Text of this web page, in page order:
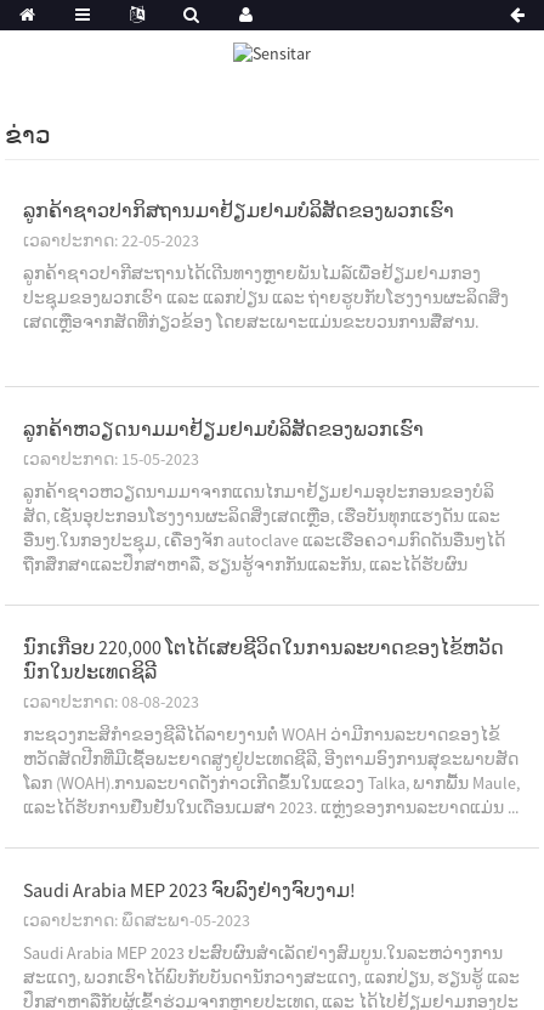
ຂ່າວ
ລູກຄ້າຊາວປາກິສຖານມາຢ້ຽມຢາມບໍລິສັດຂອງພວກເຮົາ
ເວລາປະກາດ: 22-05-2023
ລູກ​ຄ້າ​ຊາວ​ປາ​ກີ​ສະຖານ​ໄດ້​ເດີນທາງ​ຫຼາຍ​ພັນ​ໄມ​ລ໌​ເພື່ອ​ຢ້ຽມຢາມ​ກອງ​
ປະຊຸມ​ຂອງ​ພວກ​ເຮົາ ​ແລະ ​ແລກປ່ຽນ ​ແລະ ຖ່າຍຮູບ​ກັບ​ໂຮງງານ​ຜະລິດ​ສິ່ງ​
ເສດ​ເຫຼືອ​ຈາກ​ສັດ​ທີ່​ກ່ຽວຂ້ອງ ​ໂດຍ​ສະ​ເພາະ​ແມ່ນ​ຂະ​ບວນການ​ສື່ສານ.
ລູກຄ້າຫວຽດນາມມາຢ້ຽມຢາມບໍລິສັດຂອງພວກເຮົາ
ເວລາປະກາດ: 15-05-2023
ລູກ​ຄ້າ​ຊາວ​ຫວຽດ​ນາມ​ມາ​ຈາກ​ແດນ​ໄກ​ມາ​ຢ້ຽມ​ຢາມ​ອຸ​ປະ​ກອນ​ຂອງ​ບໍ​ລິ​
ສັດ, ເຊັ່ນ​ອຸ​ປະ​ກອນ​ໂຮງ​ງານ​ຜະ​ລິດ​ສິ່ງ​ເສດ​ເຫຼືອ, ເຮືອ​ບັນ​ທຸກ​ແຮງ​ດັນ ແລະ​
ອື່ນໆ.ໃນກອງປະຊຸມ, ເຄື່ອງຈັກ autoclave ແລະເຮືອຄວາມກົດດັນອື່ນໆໄດ້
ຖືກສຶກສາແລະປຶກສາຫາລື, ຮຽນຮູ້ຈາກກັນແລະກັນ, ແລະໄດ້ຮັບຜົນ
ນົກເກືອບ 220,000 ໂຕໄດ້ເສຍຊີວິດໃນການລະບາດຂອງໄຂ້ຫວັດ
ນົກໃນປະເທດຊິລີ
ເວລາປະກາດ: 08-08-2023
ກະ​ຊວງ​ກະ​ສິ​ກຳ​ຂອງ​ຊີ​ລີ​ໄດ້​ລາຍ​ງານ​ຕໍ່ WOAH ວ່າ​ມີ​ການ​ລະ​ບາດ​ຂອງ​ໄຂ້​
ຫວັດ​ສັດ​ປີກ​ທີ່​ມີ​ເຊື້ອ​ພະ​ຍາດ​ສູງ​ຢູ່​ປະ​ເທດ​ຊີ​ລີ, ອີງຕາມ​ອົງ​ການ​ສຸ​ຂະ​ພາບ​ສັດ​
ໂລກ (WOAH).ການລະບາດດັ່ງກ່າວເກີດຂຶ້ນໃນແຂວງ Talka, ພາກພື້ນ Maule,
ແລະໄດ້ຮັບການຢືນຢັນໃນເດືອນເມສາ 2023. ແຫຼ່ງຂອງການລະບາດແມ່ນ ...
Saudi Arabia MEP 2023 ຈົບລົງຢ່າງຈົບງາມ!
ເວລາປະກາດ: ພຶດສະພາ-05-2023
Saudi Arabia MEP 2023 ປະສົບຜົນສໍາເລັດຢ່າງສົມບູນ.ໃນລະຫວ່າງການ
ສະແດງ, ພວກເຮົາໄດ້ພົບກັບບັນດານັກວາງສະແດງ, ແລກປ່ຽນ, ຮຽນຮູ້ ແລະ
ປຶກສາຫາລືກັບຜູ້ເຂົ້າຮ່ວມຈາກຫຼາຍປະເທດ, ແລະ ໄດ້ໄປຢ້ຽມຢາມກອງປະ